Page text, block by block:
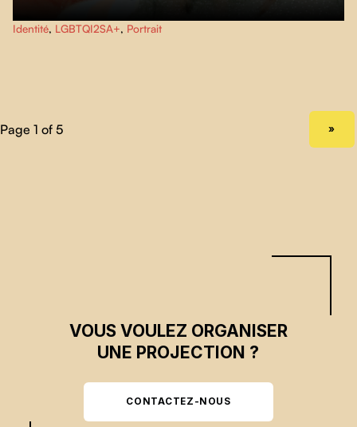
Rencontre intime avec Élise, une femme transgenre vivant aux Îles-de-la-
Madeleine.
Identité, LGBTQI2SA+, Portrait
»
VOUS VOULEZ ORGANISER
UNE PROJECTION ?
CONTACTEZ-NOUS